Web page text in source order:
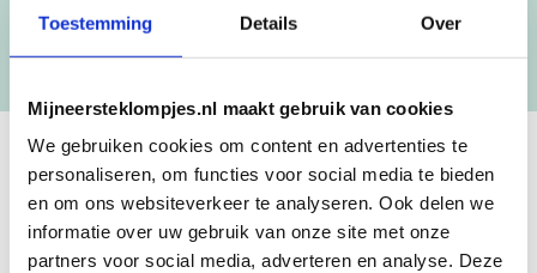
Toestemming Details Over
Mijneersteklompjes.nl maakt gebruik van cookies
We gebruiken cookies om content en advertenties te
personaliseren, om functies voor social media te bieden
en om ons websiteverkeer te analyseren. Ook delen we
informatie over uw gebruik van onze site met onze
partners voor social media, adverteren en analyse. Deze
[mc4wp_form id=”3182″]
GEBOORTEKLOMPJES EN
KRAAMCADEAU MET NAAM